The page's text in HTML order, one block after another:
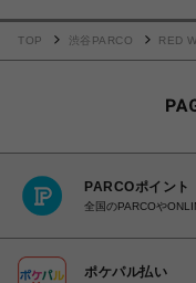
TOP 渋谷PARCO RED
PARCOポイント
全国のPARCOや
ポケパル払い